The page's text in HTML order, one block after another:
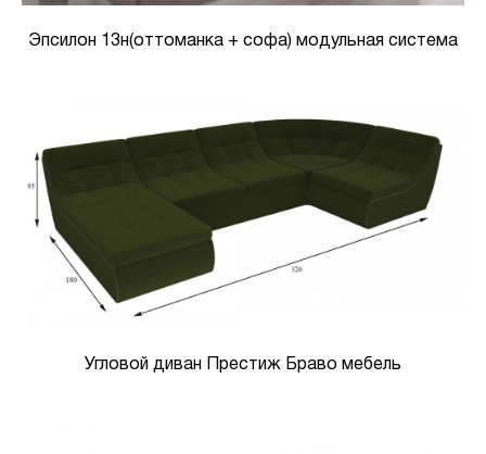
Эпсилон 13н(оттоманка + софа) модульная система
Угловой диван Престиж Браво мебель